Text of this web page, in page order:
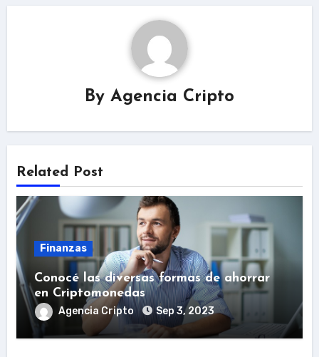
By Agencia Cripto
Related Post
Finanzas
Conocé las diversas formas de ahorrar
en Criptomonedas
Agencia Cripto Sep 3, 2023